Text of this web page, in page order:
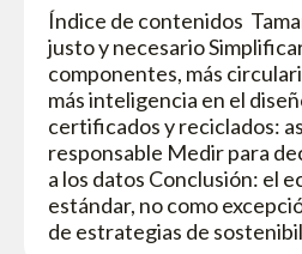
Índice de contenidos
justo y necesario
componentes, más
más inteligencia en el
certificados y reciclados:
responsable Medir para
a los datos Conclusión: el
estándar, no como
de estrategias de